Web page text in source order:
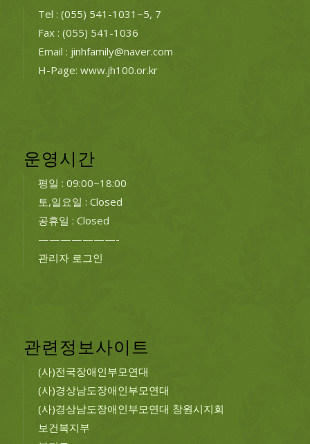
Tel : (055) 541-1031~5, 7
Fax : (055) 541-1036
Email : jinhfamily@naver.com
H-Page: www.jh100.or.kr
운영시간
평일 : 09:00~18:00
토,일요일 : Closed
공휴일 : Closed
———————-
관리자 로그인
관련정보사이트
(사)전국장애인부모연대
(사)경상남도장애인부모연대
(사)경상남도장애인부모연대 창원시지회
보건복지부